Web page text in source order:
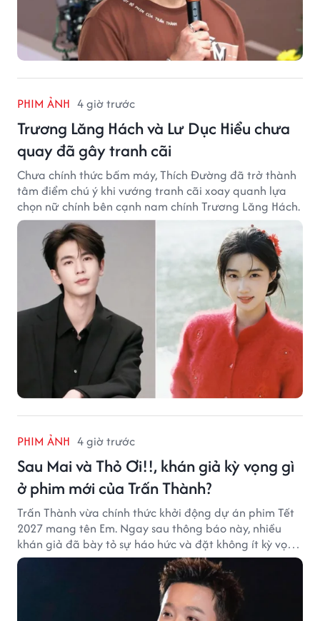
PHIM ẢNH 4 giờ trước
Trương Lăng Hách và Lư Dục Hiểu chưa
quay đã gây tranh cãi
Chưa chính thức bấm máy, Thích Đường đã trở thành
tâm điểm chú ý khi vướng tranh cãi xoay quanh lựa
chọn nữ chính bên cạnh nam chính Trương Lăng Hách.
PHIM ẢNH 4 giờ trước
Sau Mai và Thỏ Ơi!!, khán giả kỳ vọng gì
ở phim mới của Trấn Thành?
Trấn Thành vừa chính thức khởi động dự án phim Tết
2027 mang tên Em. Ngay sau thông báo này, nhiều
khán giả đã bày tỏ sự háo hức và đặt không ít kỳ vọng
vào bộ phim mới của Trấn Thành.